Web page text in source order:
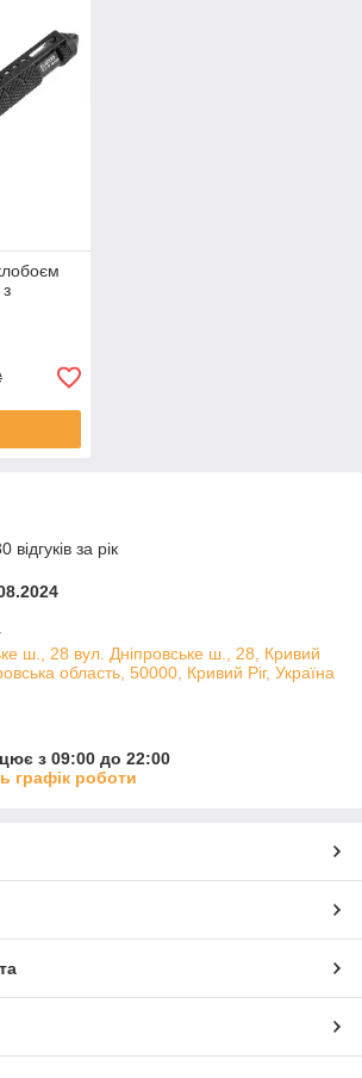
за рік
ш., 28 вул. Дніпровське ш., 28, Кривий
область, 50000, Кривий Ріг, Україна
з 09:00 до 22:00
графік роботи